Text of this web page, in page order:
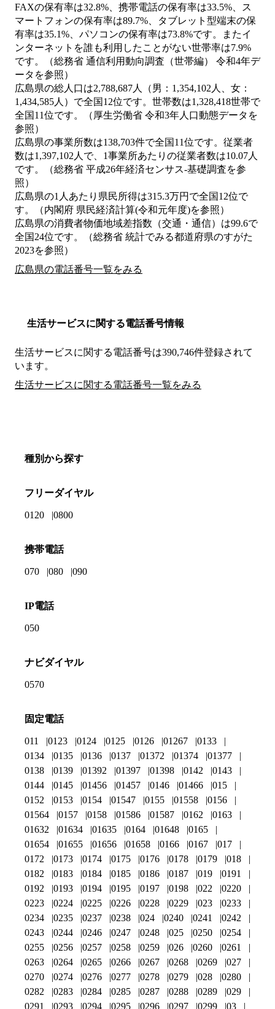
FAXの保有率は32.8%、携帯電話の保有率は33.5%、ス
マートフォンの保有率は89.7%、タブレット型端末の保
有率は35.1%、パソコンの保有率は73.8%です。またイ
ンターネットを誰も利用したことがない世帯率は7.9%
です。（総務省 通信利用動向調査（世帯編） 令和4年デ
ータを参照）
広島県の総人口は2,788,687人（男：1,354,102人、女：
1,434,585人）で全国12位です。世帯数は1,328,418世帯で
全国11位です。（厚生労働省 令和3年人口動態データを
参照）
広島県の事業所数は138,703件で全国11位です。従業者
数は1,397,102人で、1事業所あたりの従業者数は10.07人
です。（総務省 平成26年経済センサス‐基礎調査を参
照）
広島県の1人あたり県民所得は315.3万円で全国12位で
す。（内閣府 県民経済計算(令和元年度)を参照）
広島県の消費者物価地域差指数（交通・通信）は99.6で
全国24位です。（総務省 統計でみる都道府県のすがた
2023を参照）
広島県の電話番号一覧をみる
生活サービスに関する電話番号情報
生活サービスに関する電話番号は390,746件登録されて
います。
生活サービスに関する電話番号一覧をみる
種別から探す
フリーダイヤル
0120 0800
携帯電話
070 080 090
IP電話
050
ナビダイヤル
0570
固定電話
011 0123 0124 0125 0126 01267
0133
0134
0135 0136 0137 01372 01374
01377
0138
0139 01392 01397 01398 0142
0143
0144
0145 01456 01457 0146 01466
015
0152
0153 0154 01547 0155 01558
0156
01564
0157 0158 01586 01587 0162
0163
01632
01634 01635 0164 01648
0165
01654
01655 01656 01658 0166 0167
017
0172
0173 0174 0175 0176 0178 0179
018
0182
0183 0184 0185 0186 0187 019
0191
0192
0193 0194 0195 0197 0198 022
0220
0223
0224 0225 0226 0228 0229 023
0233
0234
0235 0237 0238 024 0240 0241
0242
0243
0244 0246 0247 0248 025 0250
0254
0255
0256 0257 0258 0259 026 0260
0261
0263
0264 0265 0266 0267 0268 0269
027
0270
0274 0276 0277 0278 0279 028
0280
0282
0283 0284 0285 0287 0288 0289
029
0291
0293 0294 0295 0296 0297 0299 03